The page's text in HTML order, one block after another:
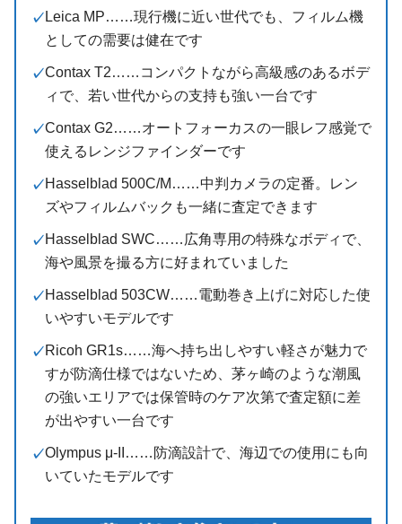
Leica MP……現行機に近い世代でも、フィルム機
としての需要は健在です
Contax T2……コンパクトながら高級感のあるボデ
ィで、若い世代からの支持も強い一台です
Contax G2……オートフォーカスの一眼レフ感覚で
使えるレンジファインダーです
Hasselblad 500C/M……中判カメラの定番。レン
ズやフィルムバックも一緒に査定できます
Hasselblad SWC……広角専用の特殊なボディで、
海や風景を撮る方に好まれていました
Hasselblad 503CW……電動巻き上げに対応した使
いやすいモデルです
Ricoh GR1s……海へ持ち出しやすい軽さが魅力で
すが防滴仕様ではないため、茅ヶ崎のような潮風
の強いエリアでは保管時のケア次第で査定額に差
が出やすい一台です
Olympus μ-II……防滴設計で、海辺での使用にも向
いていたモデルです